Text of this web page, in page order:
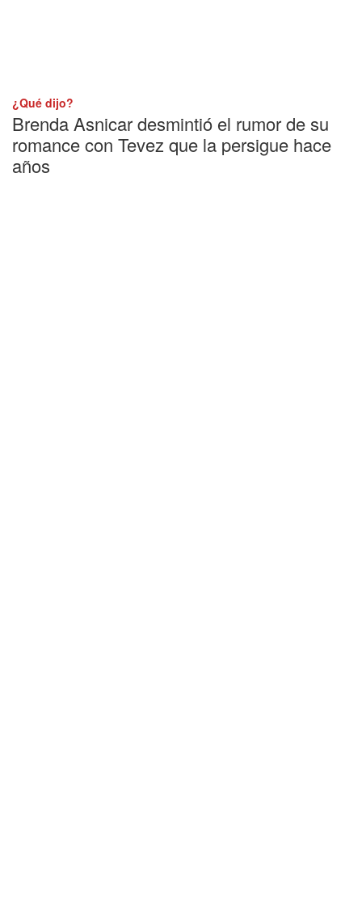
¿Qué dijo?
Brenda Asnicar desmintió el rumor de su
romance con Tevez que la persigue hace
años